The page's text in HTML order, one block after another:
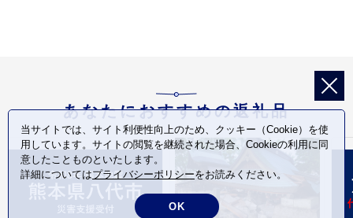
あなたにおすすめの返礼品
当サイトでは、サイト利便性向上のため、クッキー（Cookie）を使
用しています。サイトの閲覧を継続された場合、Cookieの利用に同
意したことものといたします。
詳細についてはプライバシーポリシーをお読みください。
OK